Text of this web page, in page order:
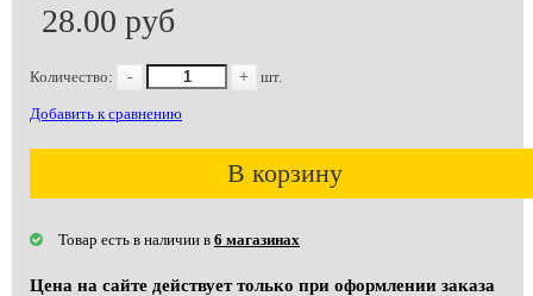
28.00 руб
Количество: - + шт.
Добавить к сравнению
В корзину
Товар есть в наличии в 6 магазинах
Цена на сайте действует только при оформлении заказа